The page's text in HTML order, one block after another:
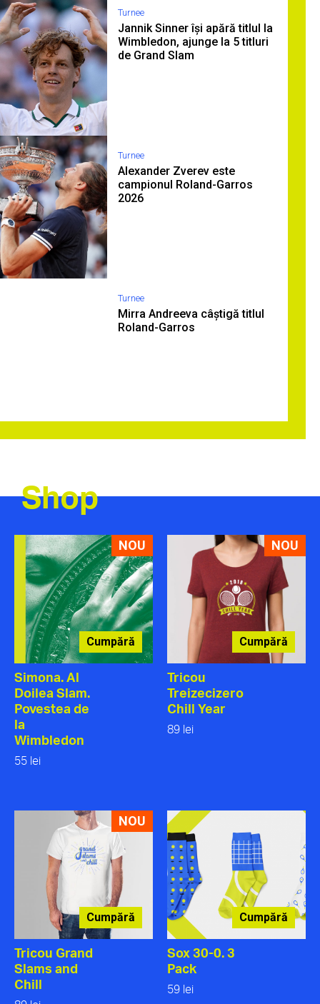
Turnee
Jannik Sinner își apără titlul la
Wimbledon, ajunge la 5 titluri
de Grand Slam
Turnee
Alexander Zverev este
campionul Roland-Garros
2026
Turnee
Mirra Andreeva câștigă titlul
Roland-Garros
Shop
NOU
Cumpără
Simona. Al
Doilea Slam.
Povestea de
la
Wimbledon
55 lei
NOU
Cumpără
Tricou
Treizecizero
Chill Year
89 lei
NOU
Cumpără
Tricou Grand
Slams and
Chill
Cumpără
Sox 30-0. 3
Pack
59 lei